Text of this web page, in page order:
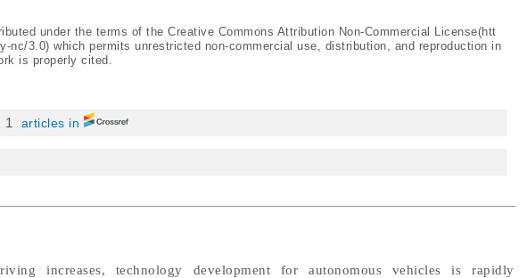
under the terms of the Creative Commons Attribution Non-Commercial License(htt
nc/3.0) which permits unrestricted non-commercial use, distribution, and reproduction in
is properly cited.
1 articles in
increases, technology development for autonomous vehicles is rapidly